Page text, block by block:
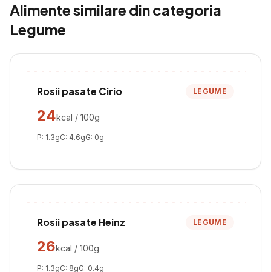
Alimente similare din categoria
Legume
Rosii pasate Cirio LEGUME
24kcal / 100g
P: 1.3gC: 4.6gG: 0g
Rosii pasate Heinz LEGUME
26kcal / 100g
P: 1.3gC: 8gG: 0.4g